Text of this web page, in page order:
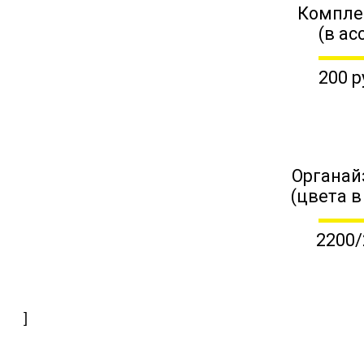
(в
200
(цвета
]